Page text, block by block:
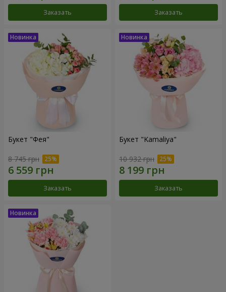
Заказать Заказать
Букет "Фея"
8 745 грн
Заказать
Букет "Kamaliya"
10 932 грн
Заказать